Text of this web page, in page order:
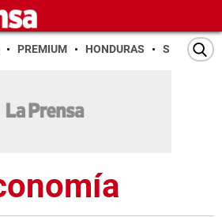
PREMIUM HONDURAS SAN PEDRO